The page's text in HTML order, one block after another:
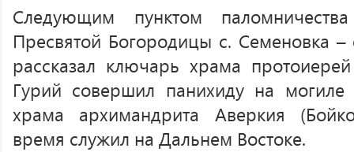
Следующим пунктом
Пресвятой Богородицы с. Семеновка –
рассказал ключарь храма
Гурий совершил панихиду на могиле
храма архимандрита Аверкия
время служил на Дальнем Востоке.